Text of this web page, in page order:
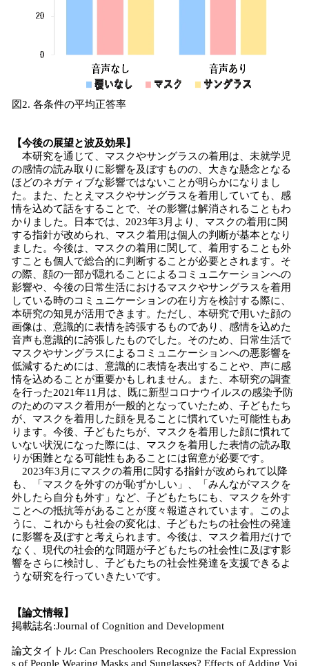
図2. 各条件の平均正答率
【今後の展望と波及効果】
本研究を通じて、マスクやサングラスの着用は、未就学児
の感情の読み取りに影響を及ぼすものの、大きな懸念となる
ほどのネガティブな影響ではないことが明らかになりまし
た。また、たとえマスクやサングラスを着用していても、感
情を込めて話をすることで、その影響は解消されることもわ
かりました。日本では、2023年3月より、マスクの着用に関
する指針が改められ、マスク着用は個人の判断が基本となり
ました。今後は、マスクの着用に関して、着用することも外
すことも個人で総合的に判断することが必要とされます。そ
の際、顔の一部が隠れることによるコミュニケーションへの
影響や、今後の日常生活におけるマスクやサングラスを着用
している時のコミュニケーションの在り方を検討する際に、
本研究の知見が活用できます。ただし、本研究で用いた顔の
画像は、意識的に表情を誇張するものであり、感情を込めた
音声も意識的に誇張したものでした。そのため、日常生活で
マスクやサングラスによるコミュニケーションへの悪影響を
低減するためには、意識的に表情を表出することや、声に感
情を込めることが重要かもしれません。また、本研究の調査
を行った2021年11月は、既に新型コロナウイルスの感染予防
のためのマスク着用が一般的となっていたため、子どもたち
が、マスクを着用した顔を見ることに慣れていた可能性もあ
ります。今後、子どもたちが、マスクを着用した顔に慣れて
いない状況になった際には、マスクを着用した表情の読み取
りが困難となる可能性もあることには留意が必要です。
2023年3月にマスクの着用に関する指針が改められて以降
も、「マスクを外すのが恥ずかしい」、「みんながマスクを
外したら自分も外す」など、子どもたちにも、マスクを外す
ことへの抵抗等があることが度々報道されています。このよ
うに、これからも社会の変化は、子どもたちの社会性の発達
に影響を及ぼすと考えられます。今後は、マスク着用だけで
なく、現代の社会的な問題が子どもたちの社会性に及ぼす影
響をさらに検討し、子どもたちの社会性発達を支援できるよ
うな研究を行っていきたいです。
【論文情報】
掲載誌名:Journal of Cognition and Development
論文タイトル: Can Preschoolers Recognize the Facial Expression
s of People Wearing Masks and Sunglasses? Effects of Adding Voi